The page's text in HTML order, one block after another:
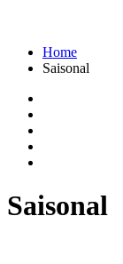
Home
Saisonal
Saisonal